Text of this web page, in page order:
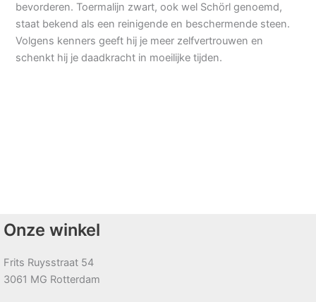
bevorderen. Toermalijn zwart, ook wel Schörl genoemd,
staat bekend als een reinigende en beschermende steen.
Volgens kenners geeft hij je meer zelfvertrouwen en
schenkt hij je daadkracht in moeilijke tijden.
Onze winkel
Frits Ruysstraat 54
3061 MG Rotterdam